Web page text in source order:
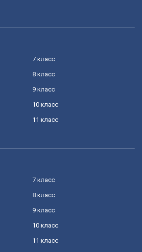
7 класс
8 класс
9 класс
10 класс
11 класс
7 класс
8 класс
9 класс
10 класс
11 класс